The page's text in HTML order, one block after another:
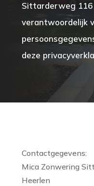
Sittarderweg 116
verantwoordelijk
deze
Contactgegevens:
Mica Zonwering
Heerlen